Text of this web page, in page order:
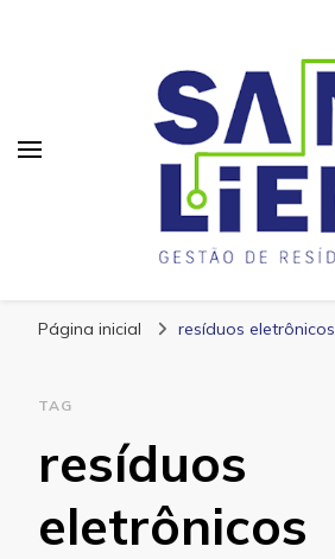
Página inicial resíduos eletrônicos
TAG
resíduos
eletrônicos